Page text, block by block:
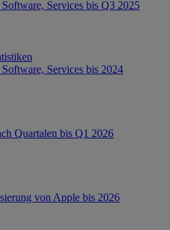
Services bis Q3 2025
Services bis 2024
Quartalen bis Q1 2026
von Apple bis 2026